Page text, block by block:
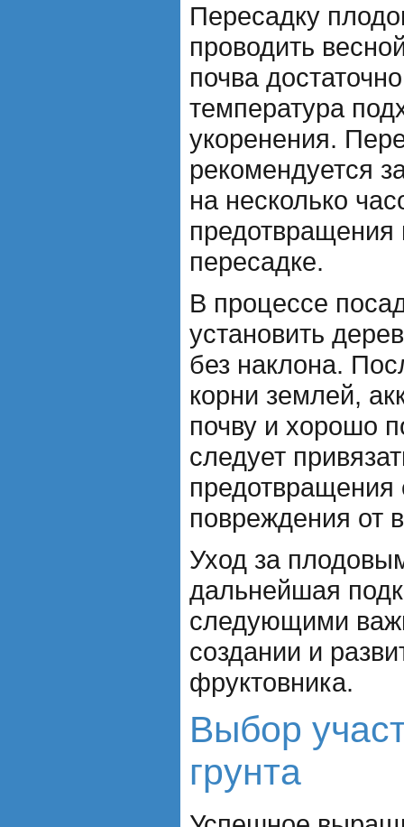
Пересадку
проводить
почва
температура
укоренения.
рекомендуется
на несколько
пересадке.
В процессе
установить
без наклона.
корни землей,
почву и хорошо
следует
предотвращения
повреждения от
Уход за
дальнейшая
следующими
создании и
фруктовника.
Выбор
грунта